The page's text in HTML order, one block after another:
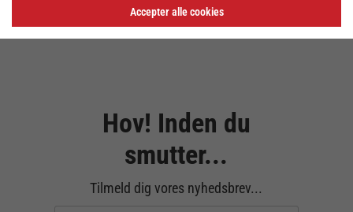
Hov! Inden du
smutter...
Tilmeld dig vores nyhedsbrev...
Accepter alle cookies